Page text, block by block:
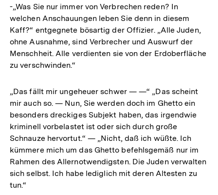
-„Was Sie nur immer von Verbrechen reden? In
welchen Anschauungen leben Sie denn in diesem
Kaff?“ entgegnete bösartig der Offizier. „Alle Juden,
ohne Ausnahme, sind Verbrecher und Auswurf der
Menschheit. Alle verdienten sie von der Erdoberfläche
zu verschwinden.“
„Das fällt mir ungeheuer schwer — —“ „Das scheint
mir auch so. — Nun, Sie werden doch im Ghetto ein
besonders dreckiges Subjekt haben, das irgendwie
kriminell vorbelastet ist oder sich durch große
Schnauze hervortut.“ — „Nicht, daß ich wüßte. Ich
kümmere mich um das Ghetto befehlsgemäß nur im
Rahmen des Allernotwendigsten. Die Juden verwalten
sich selbst. Ich habe lediglich mit deren Altesten zu
tun.“